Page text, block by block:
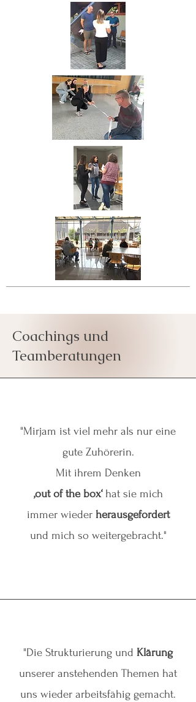
Coachings und
Teamberatungen
"Mirjam ist viel mehr als nur eine
gute Zuhörerin.
Mit ihrem Denken
‚out of the box‘hat sie mich
immer wieder herausgefordert
und mich so weitergebracht."
"Die Strukturierung und Klärung
unserer anstehenden Themen hat
uns wieder arbeitsfähig gemacht.